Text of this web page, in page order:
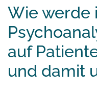
Wie werde
auf
und damit